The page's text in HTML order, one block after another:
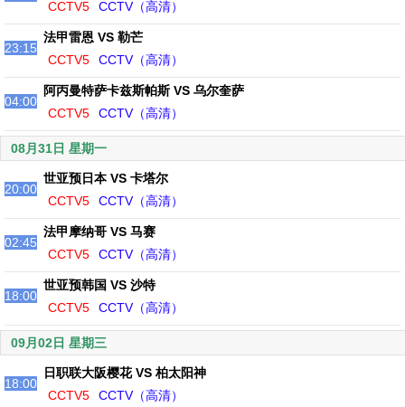
CCTV5
CCTV（高清）
23:15
法甲雷恩 VS 勒芒
CCTV5
CCTV（高清）
04:00
阿丙曼特萨卡兹斯帕斯 VS 乌尔奎萨
CCTV5
CCTV（高清）
08月31日 星期一
20:00
世亚预日本 VS 卡塔尔
CCTV5
CCTV（高清）
02:45
法甲摩纳哥 VS 马赛
CCTV5
CCTV（高清）
18:00
世亚预韩国 VS 沙特
CCTV5
CCTV（高清）
09月02日 星期三
18:00
日职联大阪樱花 VS 柏太阳神
CCTV5
CCTV（高清）